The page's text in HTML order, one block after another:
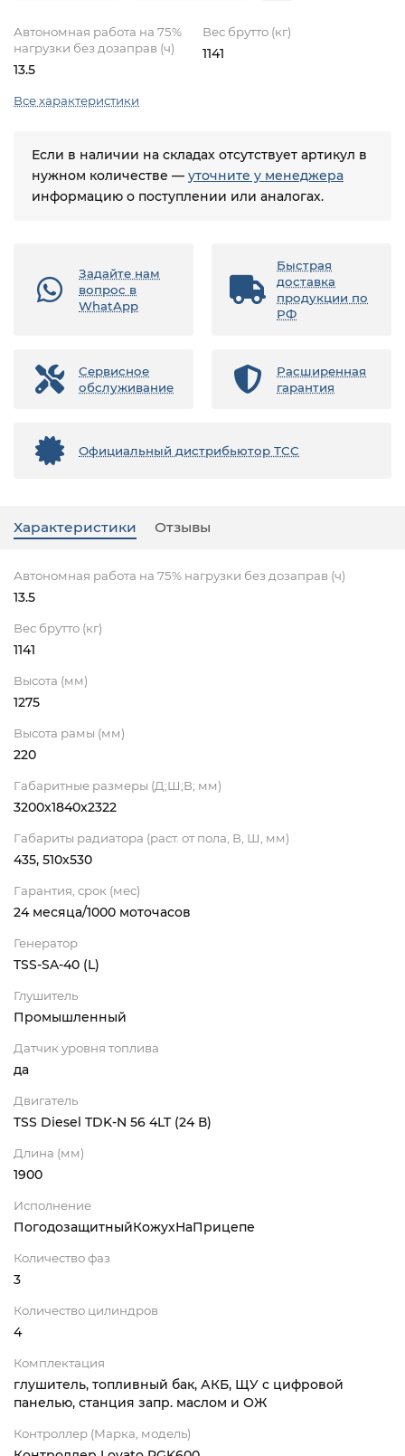
Автономная работа на 75%
нагрузки без дозаправ (ч)
13.5
Вес брутто (кг)
1141
Все характеристики
Если в наличии на складах отсутствует артикул в
нужном количестве — уточните у менеджера
информацию о поступлении или аналогах.
Задайте нам
вопрос в
WhatApp
Быстрая
доставка
продукции по
РФ
Сервисное
обслуживание
Расширенная
гарантия
Официальный дистрибьютор ТСС
Характеристики Отзывы
Автономная работа на 75% нагрузки без дозаправ (ч)
13.5
Вес брутто (кг)
1141
Высота (мм)
1275
Высота рамы (мм)
220
Габаритные размеры (Д;Ш;В; мм)
3200x1840x2322
Габариты радиатора (раст. от пола, В, Ш, мм)
435, 510х530
Гарантия, срок (мес)
24 месяца/1000 моточасов
Генератор
TSS-SA-40 (L)
Глушитель
Промышленный
Датчик уровня топлива
да
Двигатель
TSS Diesel TDK-N 56 4LT (24 В)
Длина (мм)
1900
Исполнение
ПогодозащитныйКожухНаПрицепе
Количество фаз
3
Количество цилиндров
4
Комплектация
глушитель, топливный бак, АКБ, ЩУ с цифровой
панелью, станция запр. маслом и ОЖ
Контроллер (Марка, модель)